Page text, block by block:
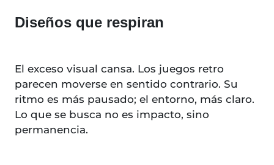
Diseños que respiran
El exceso visual cansa. Los juegos retro
parecen moverse en sentido contrario. Su
ritmo es más pausado; el entorno, más claro.
Lo que se busca no es impacto, sino
permanencia.